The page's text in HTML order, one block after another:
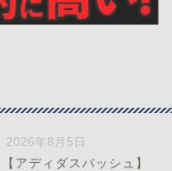
2026年8月5日
【アディダスバッシュ】